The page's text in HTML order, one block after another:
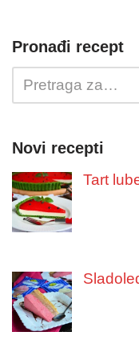
Pronađi recept
Novi recepti
Tart